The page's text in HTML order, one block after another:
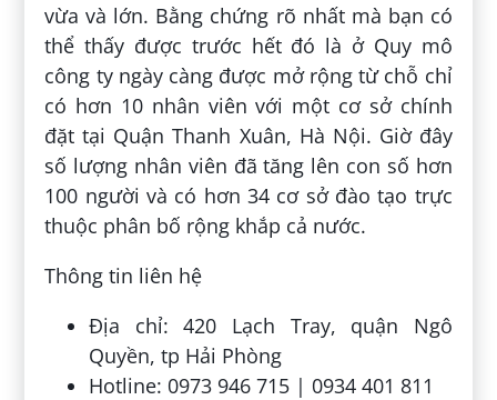
vừa và lớn. Bằng chứng rõ nhất mà bạn có
thể thấy được trước hết đó là ở Quy mô
công ty ngày càng được mở rộng từ chỗ chỉ
có hơn 10 nhân viên với một cơ sở chính
đặt tại Quận Thanh Xuân, Hà Nội. Giờ đây
số lượng nhân viên đã tăng lên con số hơn
100 người và có hơn 34 cơ sở đào tạo trực
thuộc phân bố rộng khắp cả nước.
Thông tin liên hệ
Địa chỉ: 420 Lạch Tray, quận Ngô
Quyền, tp Hải Phòng
Hotline: 0973 946 715 | 0934 401 811